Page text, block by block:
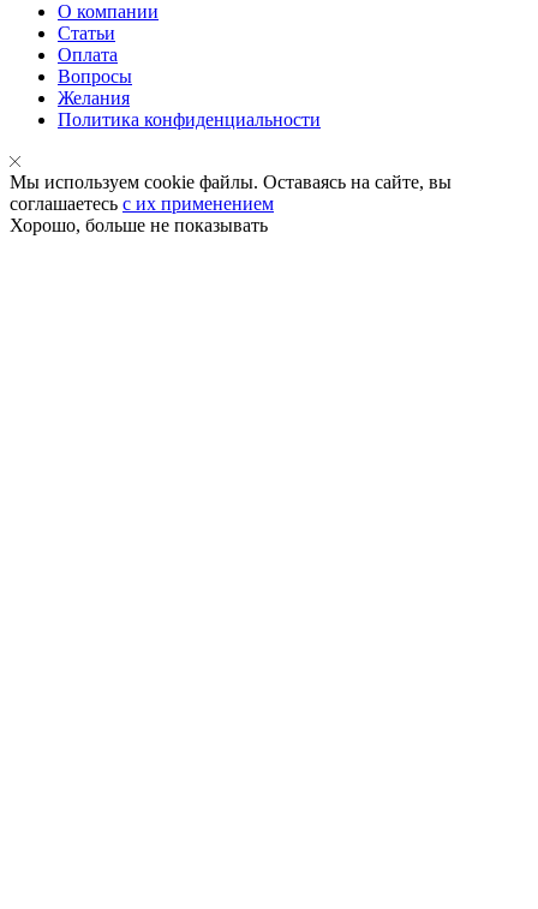
О компании
Статьи
Оплата
Вопросы
Желания
Политика конфиденциальности
Мы используем cookie файлы. Оставаясь на сайте, вы
соглашаетесь с их применением
Хорошо, больше не показывать